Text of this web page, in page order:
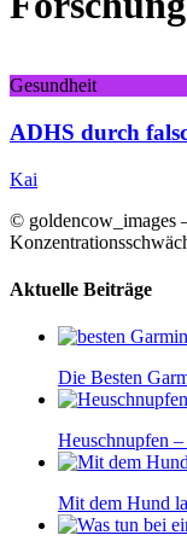
Gesundheit
ADHS durch
Kai
© goldencow_images
Aktuelle Beiträge
Die Besten
Heuschnupfen
Mit dem Hund